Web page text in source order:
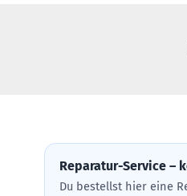
Reparatur-Service –
Du bestellst hier eine